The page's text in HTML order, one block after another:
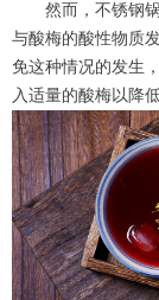
然而，不锈钢锅
与酸梅的酸性物质
免这种情况的发生
入适量的酸梅以降